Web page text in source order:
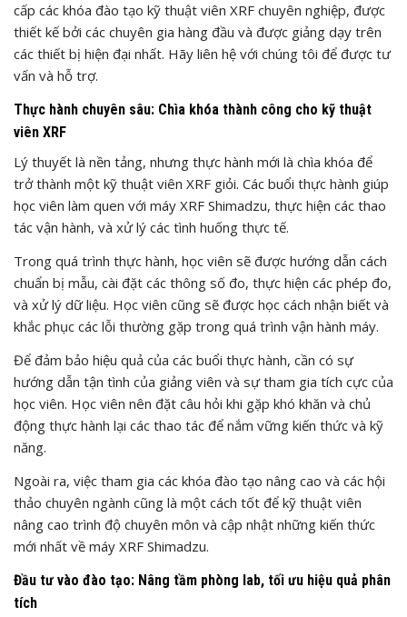
cấp các khóa đào tạo kỹ thuật viên XRF chuyên nghiệp, được
thiết kế bởi các chuyên gia hàng đầu và được giảng dạy trên
các thiết bị hiện đại nhất. Hãy liên hệ với chúng tôi để được tư
vấn và hỗ trợ.
Thực hành chuyên sâu: Chìa khóa thành công cho kỹ thuật
viên XRF
Lý thuyết là nền tảng, nhưng thực hành mới là chìa khóa để
trở thành một kỹ thuật viên XRF giỏi. Các buổi thực hành giúp
học viên làm quen với máy XRF Shimadzu, thực hiện các thao
tác vận hành, và xử lý các tình huống thực tế.
Trong quá trình thực hành, học viên sẽ được hướng dẫn cách
chuẩn bị mẫu, cài đặt các thông số đo, thực hiện các phép đo,
và xử lý dữ liệu. Học viên cũng sẽ được học cách nhận biết và
khắc phục các lỗi thường gặp trong quá trình vận hành máy.
Để đảm bảo hiệu quả của các buổi thực hành, cần có sự
hướng dẫn tận tình của giảng viên và sự tham gia tích cực của
học viên. Học viên nên đặt câu hỏi khi gặp khó khăn và chủ
động thực hành lại các thao tác để nắm vững kiến thức và kỹ
năng.
Ngoài ra, việc tham gia các khóa đào tạo nâng cao và các hội
thảo chuyên ngành cũng là một cách tốt để kỹ thuật viên
nâng cao trình độ chuyên môn và cập nhật những kiến thức
mới nhất về máy XRF Shimadzu.
Đầu tư vào đào tạo: Nâng tầm phòng lab, tối ưu hiệu quả phân
tích